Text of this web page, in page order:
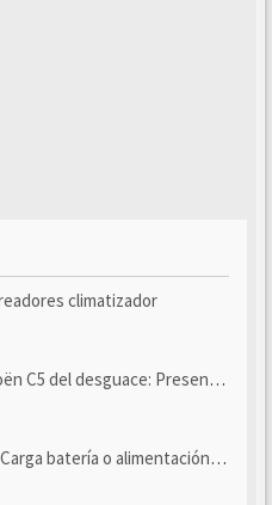
climatizador
desguace: Presentación y seguimiento
batería o alimentación eléctri...